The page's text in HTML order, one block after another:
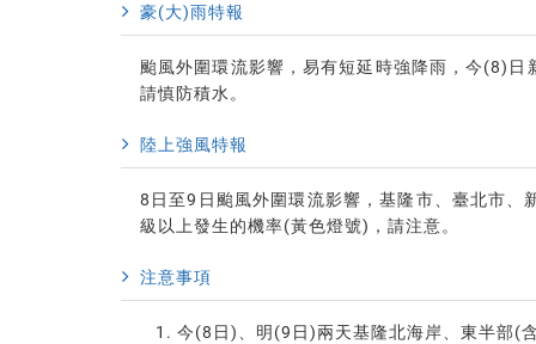
豪(大)雨特報
颱風外圍環流影響，易有短延時強降雨，今(8)
請慎防積水。
陸上強風特報
8日至9日颱風外圍環流影響，基隆市、臺北市
級以上發生的機率(黃色燈號)，請注意。
注意事項
今(8日)、明(9日)兩天基隆北海岸、東半部(